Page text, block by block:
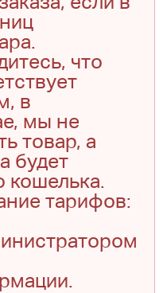
что
в
мы не
товар, а
будет
кошелька.
тарифов: